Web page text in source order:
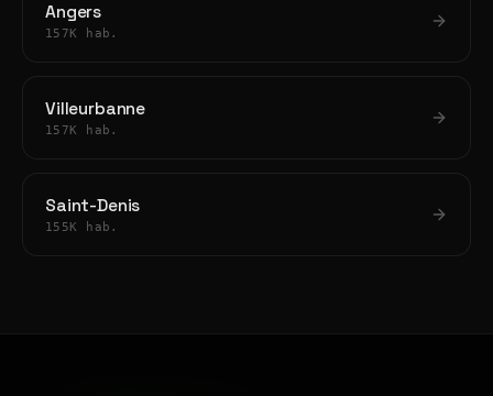
Angers
157K hab.
Villeurbanne
157K hab.
Saint-Denis
155K hab.